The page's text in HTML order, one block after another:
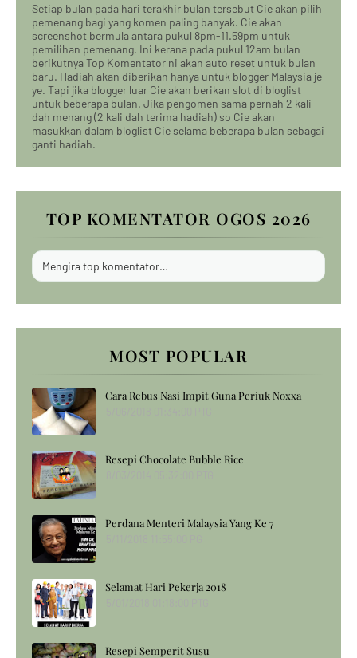
Setiap bulan pada hari terakhir bulan tersebut Cie akan pilih
pemenang bagi yang komen paling banyak. Cie akan
screenshot bermula antara pukul 8pm-11.59pm untuk
pemilihan pemenang. Ini kerana pada pukul 12am bulan
berikutnya Top Komentator ni akan auto reset untuk bulan
baru. Hadiah akan diberikan hanya untuk blogger Malaysia je
ye. Tapi jika blogger luar Cie akan berikan slot di bloglist
untuk beberapa bulan. Jika pengomen sama pernah 2 kali
dah menang (2 kali dah terima hadiah) so Cie akan
masukkan dalam bloglist Cie selama beberapa bulan sebagai
ganti hadiah.
TOP KOMENTATOR OGOS 2026
Mengira top komentator…
MOST POPULAR
Cara Rebus Nasi Impit Guna Periuk Noxxa
Resepi Chocolate Bubble Rice
Perdana Menteri Malaysia Yang Ke 7
Selamat Hari Pekerja 2018
Resepi Semperit Susu